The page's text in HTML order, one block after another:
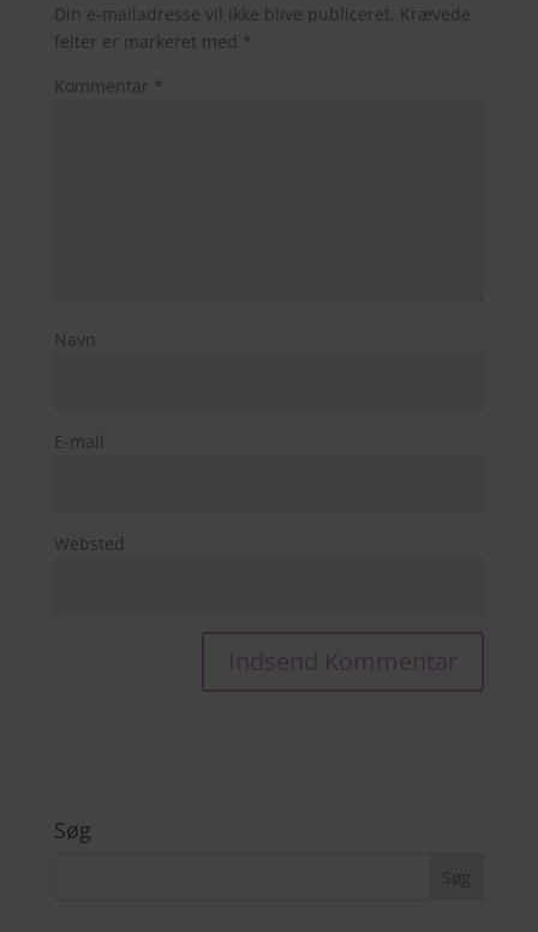
Din e-mailadresse vil ikke blive publiceret. Krævede
felter er markeret med *
Kommentar *
Navn
E-mail
Websted
Søg